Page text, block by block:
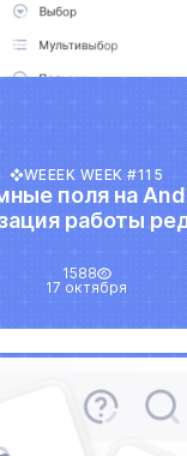
WEEEK WEEK #115
поля на
работы
1588
17 октября